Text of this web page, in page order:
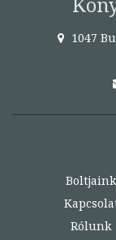
1047
Boltjaink
Rólunk